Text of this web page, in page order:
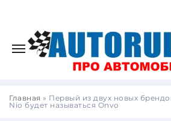
Главная » Первый из двух новых
Nio будет называться Onvo